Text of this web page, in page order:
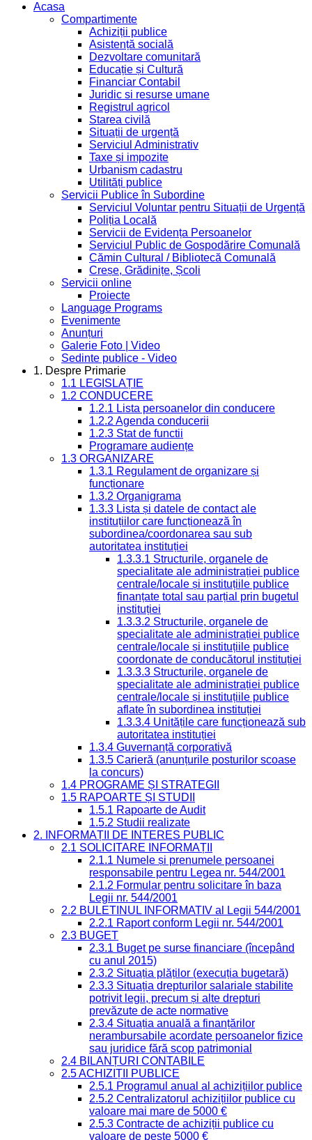
Acasa
Compartimente
Achiziții publice
Asistență socială
Dezvoltare comunitară
Educație și Cultură
Financiar Contabil
Juridic si resurse umane
Registrul agricol
Starea civilă
Situații de urgență
Serviciul Administrativ
Taxe și impozite
Urbanism cadastru
Utilități publice
Servicii Publice în Subordine
Serviciul Voluntar pentru Situații de Urgență
Poliția Locală
Servicii de Evidența Persoanelor
Serviciul Public de Gospodărire Comunală
Cămin Cultural / Bibliotecă Comunală
Creșe, Grădinițe, Școli
Servicii online
Proiecte
Language Programs
Evenimente
Anunțuri
Galerie Foto | Video
Sedinte publice - Video
1. Despre Primarie
1.1 LEGISLAȚIE
1.2 CONDUCERE
1.2.1 Lista persoanelor din conducere
1.2.2 Agenda conducerii
1.2.3 Stat de functii
Programare audiențe
1.3 ORGANIZARE
1.3.1 Regulament de organizare și
funcționare
1.3.2 Organigrama
1.3.3 Lista și datele de contact ale
instituțiilor care funcționează în
subordinea/coordonarea sau sub
autoritatea instituției
1.3.3.1 Structurile, organele de
specialitate ale administrației publice
centrale/locale și instituțiile publice
finanțate total sau parțial prin bugetul
instituției
1.3.3.2 Structurile, organele de
specialitate ale administrației publice
centrale/locale și instituțiile publice
coordonate de conducătorul instituției
1.3.3.3 Structurile, organele de
specialitate ale administrației publice
centrale/locale și instituțiile publice
aflate în subordinea instituției
1.3.3.4 Unitățile care funcționează sub
autoritatea instituției
1.3.4 Guvernanță corporativă
1.3.5 Carieră (anunțurile posturilor scoase
la concurs)
1.4 PROGRAME ȘI STRATEGII
1.5 RAPOARTE ȘI STUDII
1.5.1 Rapoarte de Audit
1.5.2 Studii realizate
2. INFORMAȚII DE INTERES PUBLIC
2.1 SOLICITARE INFORMAȚII
2.1.1 Numele și prenumele persoanei
responsabile pentru Legea nr. 544/2001
2.1.2 Formular pentru solicitare în baza
Legii nr. 544/2001
2.2 BULETINUL INFORMATIV al Legii 544/2001
2.2.1 Raport conform Legii nr. 544/2001
2.3 BUGET
2.3.1 Buget pe surse financiare (începând
cu anul 2015)
2.3.2 Situația plăților (execuția bugetară)
2.3.3 Situația drepturilor salariale stabilite
potrivit legii, precum și alte drepturi
prevăzute de acte normative
2.3.4 Situația anuală a finanțărilor
nerambursabile acordate persoanelor fizice
sau juridice fără scop patrimonial
2.4 BILANȚURI CONTABILE
2.5 ACHIZIȚII PUBLICE
2.5.1 Programul anual al achizițiilor publice
2.5.2 Centralizatorul achizițiilor publice cu
valoare mai mare de 5000 €
2.5.3 Contracte de achiziții publice cu
valoare de peste 5000 €